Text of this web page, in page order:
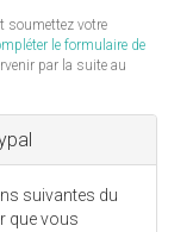
soumettez votre
le formulaire de
par la suite au
suivantes du
que vous